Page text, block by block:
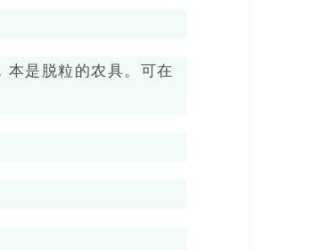
是脱粒的农具。可在